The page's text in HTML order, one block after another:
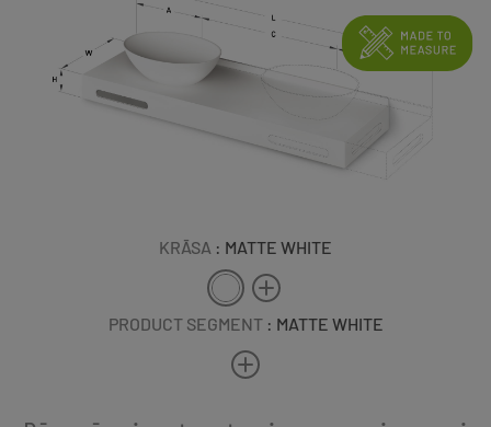
KRĀSA : MATTE WHITE
PRODUCT SEGMENT : MATTE WHITE